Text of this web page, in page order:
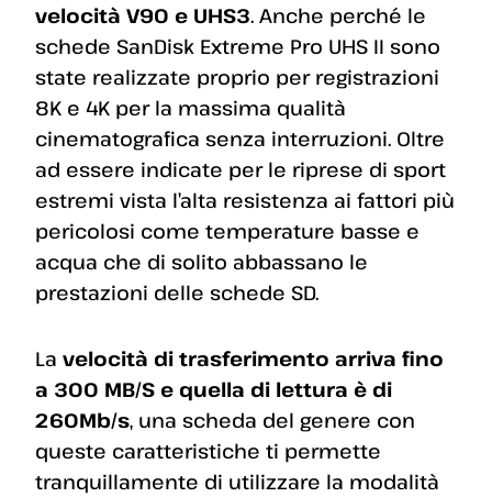
velocità V90 e UHS3. Anche perché le
schede SanDisk Extreme Pro UHS II sono
state realizzate proprio per registrazioni
8K e 4K per la massima qualità
cinematografica senza interruzioni. Oltre
ad essere indicate per le riprese di sport
estremi vista l’alta resistenza ai fattori più
pericolosi come temperature basse e
acqua che di solito abbassano le
prestazioni delle schede SD.
La velocità di trasferimento arriva fino
a 300 MB/S e quella di lettura è di
260Mb/s, una scheda del genere con
queste caratteristiche ti permette
tranquillamente di utilizzare la modalità